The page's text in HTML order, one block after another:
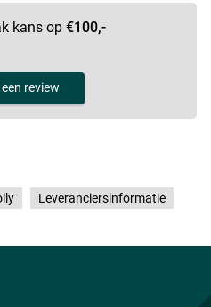
kans op €100,-
review
Leveranciersinformatie